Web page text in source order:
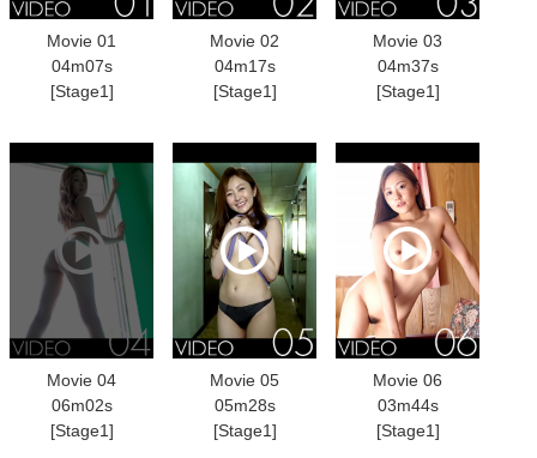
Movie 01
04m07s
[Stage1]
Movie 02
04m17s
[Stage1]
Movie 03
04m37s
[Stage1]
Movie 04
06m02s
[Stage1]
Movie 05
05m28s
[Stage1]
Movie 06
03m44s
[Stage1]